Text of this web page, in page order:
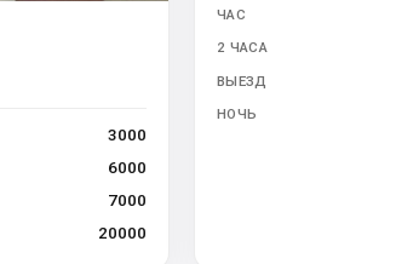
3000
6000
7000
20000
ЧАС
2 ЧАСА
ВЫЕЗД
НОЧЬ